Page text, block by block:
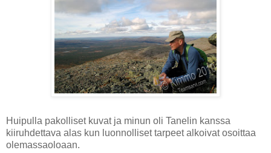
Huipulla pakolliset kuvat ja minun oli Tanelin kanssa
kiiruhdettava alas kun luonnolliset tarpeet alkoivat osoittaa
olemassaoloaan.